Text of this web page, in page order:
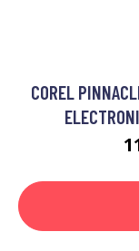
COREL